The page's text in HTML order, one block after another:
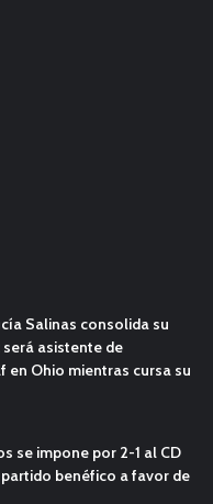
Salinas consolida su
asistente de
en Ohio mientras cursa su
se impone por 2-1 al CD
benéfico a favor de